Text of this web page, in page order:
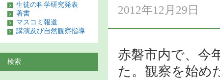
2012年12月29日
赤磐市内で、今
た。観察を始め
生徒の科学研究発表
著書
マスコミ報道
講演及び自然観察指導
検索